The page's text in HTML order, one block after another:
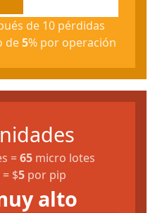
de 10 pérdidas
de5% por operación
=65 micro lotes
= $5 por pip
alto